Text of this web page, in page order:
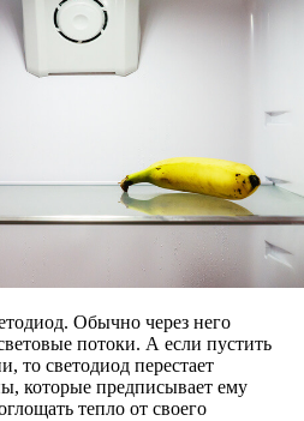
Обычно через него
потоки. А если пустить
то светодиод перестает
которые предписывает ему
тепло от своего